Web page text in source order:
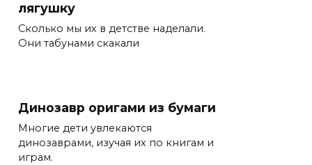
лягушку
Сколько мы их в детстве наделали.
Они табунами скакали
Динозавр оригами из бумаги
Многие дети увлекаются
динозаврами, изучая их по книгам и
играм.